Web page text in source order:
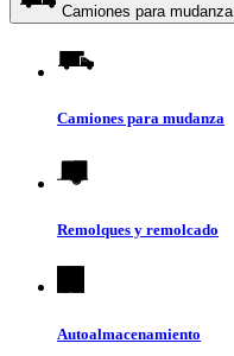
Camiones para mudanza
Camiones para mudanza
Remolques y remolcado
Autoalmacenamiento